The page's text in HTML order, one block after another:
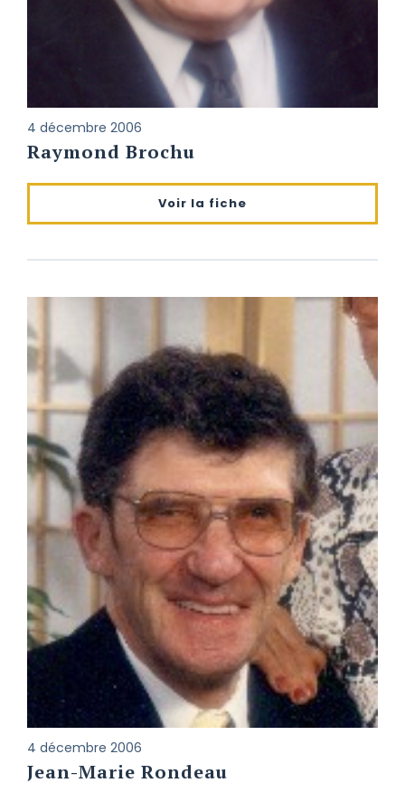
4 décembre 2006
Raymond Brochu
Voir la fiche
4 décembre 2006
Jean-Marie Rondeau